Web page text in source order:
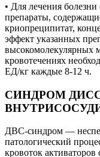
• Для лечения
препараты,
криопреципитат,
эффект указанных
высокомолекулярных
кровотечениях
ЕД/кг каждые 8-12 ч.
СИНДРОМ
ДВС-синдром —
патологический
кровоток